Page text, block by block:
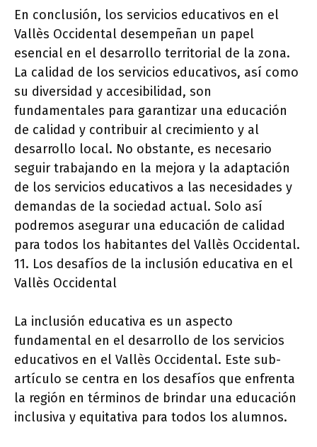
En conclusión, los servicios educativos en el
Vallès Occidental desempeñan un papel
esencial en el desarrollo territorial de la zona.
La calidad de los servicios educativos, así como
su diversidad y accesibilidad, son
fundamentales para garantizar una educación
de calidad y contribuir al crecimiento y al
desarrollo local. No obstante, es necesario
seguir trabajando en la mejora y la adaptación
de los servicios educativos a las necesidades y
demandas de la sociedad actual. Solo así
podremos asegurar una educación de calidad
para todos los habitantes del Vallès Occidental.
11. Los desafíos de la inclusión educativa en el
Vallès Occidental
La inclusión educativa es un aspecto
fundamental en el desarrollo de los servicios
educativos en el Vallès Occidental. Este sub-
artículo se centra en los desafíos que enfrenta
la región en términos de brindar una educación
inclusiva y equitativa para todos los alumnos.